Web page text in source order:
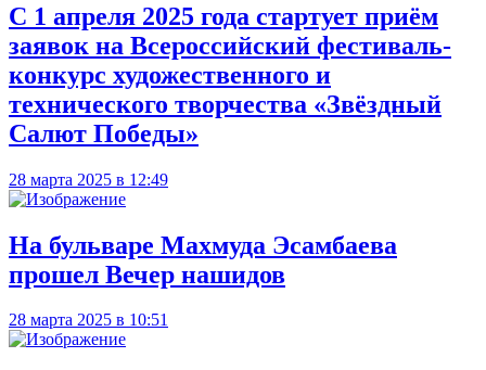
С 1 апреля 2025 года стартует приём
заявок на Всероссийский фестиваль-
конкурс художественного и
технического творчества «Звёздный
Салют Победы»
28 марта 2025 в 12:49
На бульваре Махмуда Эсамбаева
прошел Вечер нашидов
28 марта 2025 в 10:51